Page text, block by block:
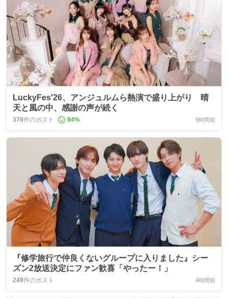
LuckyFes'26、アンジュルムら熱演で盛り上がり 晴
天と風の中、感謝の声が続く
378件のポスト 94% 9時間前
『修学旅行で仲良くないグループに入りました』シー
ズン2放送決定にファン歓喜「やったー！」
249件のポスト 4時間前